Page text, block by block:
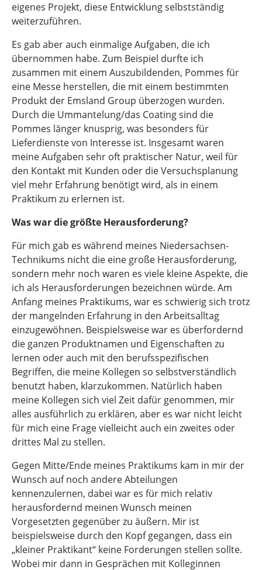
eigenes Projekt, diese Entwicklung selbstständig
weiterzuführen.
Es gab aber auch einmalige Aufgaben, die ich
übernommen habe. Zum Beispiel durfte ich
zusammen mit einem Auszubildenden, Pommes für
eine Messe herstellen, die mit einem bestimmten
Produkt der Emsland Group überzogen wurden.
Durch die Ummantelung/das Coating sind die
Pommes länger knusprig, was besonders für
Lieferdienste von Interesse ist. Insgesamt waren
meine Aufgaben sehr oft praktischer Natur, weil für
den Kontakt mit Kunden oder die Versuchsplanung
viel mehr Erfahrung benötigt wird, als in einem
Praktikum zu erlernen ist.
Was war die größte Herausforderung?
Für mich gab es während meines Niedersachsen-
Technikums nicht die eine große Herausforderung,
sondern mehr noch waren es viele kleine Aspekte, die
ich als Herausforderungen bezeichnen würde. Am
Anfang meines Praktikums, war es schwierig sich trotz
der mangelnden Erfahrung in den Arbeitsalltag
einzugewöhnen. Beispielsweise war es überfordernd
die ganzen Produktnamen und Eigenschaften zu
lernen oder auch mit den berufsspezifischen
Begriffen, die meine Kollegen so selbstverständlich
benutzt haben, klarzukommen. Natürlich haben
meine Kollegen sich viel Zeit dafür genommen, mir
alles ausführlich zu erklären, aber es war nicht leicht
für mich eine Frage vielleicht auch ein zweites oder
drittes Mal zu stellen.
Gegen Mitte/Ende meines Praktikums kam in mir der
Wunsch auf noch andere Abteilungen
kennenzulernen, dabei war es für mich relativ
herausfordernd meinen Wunsch meinen
Vorgesetzten gegenüber zu äußern. Mir ist
beispielsweise durch den Kopf gegangen, dass ein
„kleiner Praktikant“ keine Forderungen stellen sollte.
Wobei mir dann in Gesprächen mit Kolleginnen